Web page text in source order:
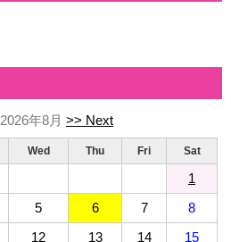
2026年8月 >> Next
Wed Thu Fri Sat
1
5 6 7
8
12 13 14
15